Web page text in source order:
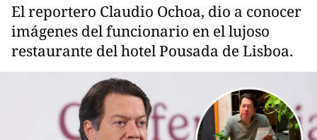
El reportero Claudio Ochoa, dio a conocer
imágenes del funcionario en el lujoso
restaurante del hotel Pousada de Lisboa.